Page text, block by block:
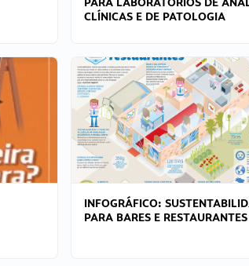
CLÍNICAS E DE PATOLOGIA
INFOGRÁFICO:
PARA BARES E RESTAURANTES